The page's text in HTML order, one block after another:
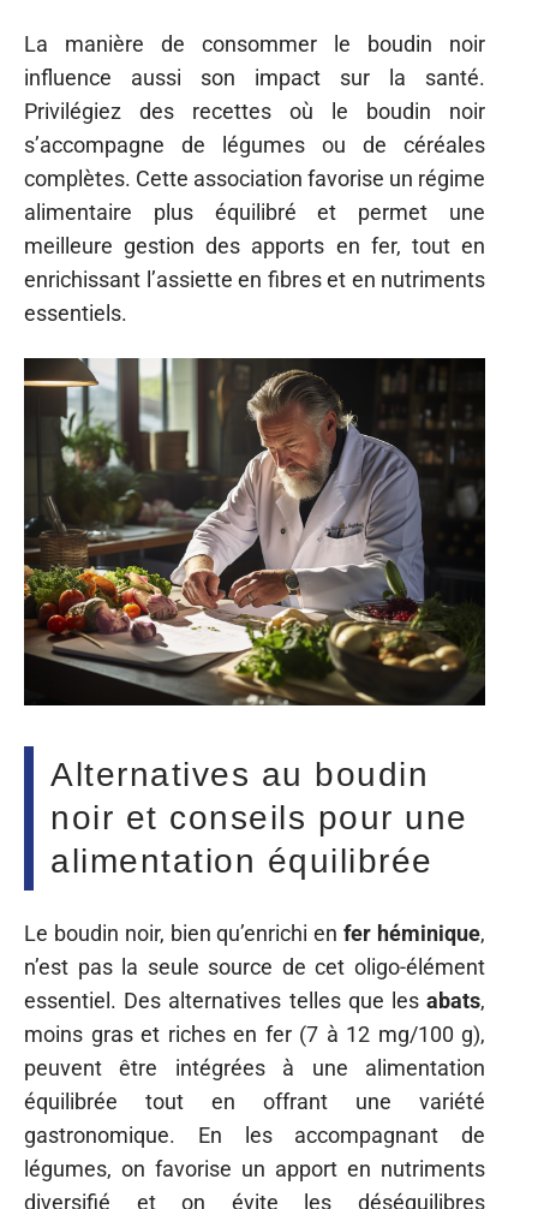
La manière de consommer le boudin noir
influence aussi son impact sur la santé.
Privilégiez des recettes où le boudin noir
s’accompagne de légumes ou de céréales
complètes. Cette association favorise un régime
alimentaire plus équilibré et permet une
meilleure gestion des apports en fer, tout en
enrichissant l’assiette en fibres et en nutriments
essentiels.
Alternatives au boudin
noir et conseils pour une
alimentation équilibrée
Le boudin noir, bien qu’enrichi enfer héminique,
n’est pas la seule source de cet oligo-élément
essentiel. Des alternatives telles que les abats,
moins gras et riches en fer (7 à 12 mg/100 g),
peuvent être intégrées à une alimentation
équilibrée tout en offrant une variété
gastronomique. En les accompagnant de
légumes, on favorise un apport en nutriments
diversifié et on évite les déséquilibres